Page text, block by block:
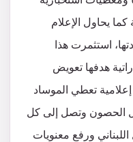
يحاول الإعلام
استثمرت هذا
هدفها تعويض
تعطي الموساد
الحصون وتصل إلى كل
ورفع معنويات